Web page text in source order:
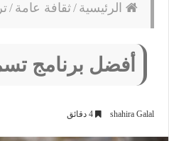
الرئيسية /ثقافة عامة /
أفضل برنامج
shahira Galal